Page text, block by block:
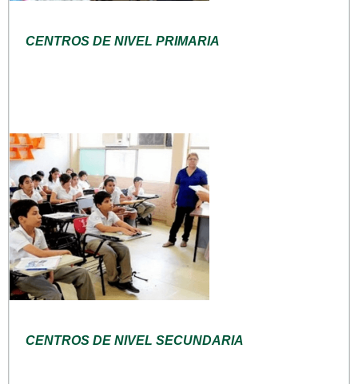
CENTROS DE NIVEL PRIMARIA
CENTROS DE NIVEL SECUNDARIA